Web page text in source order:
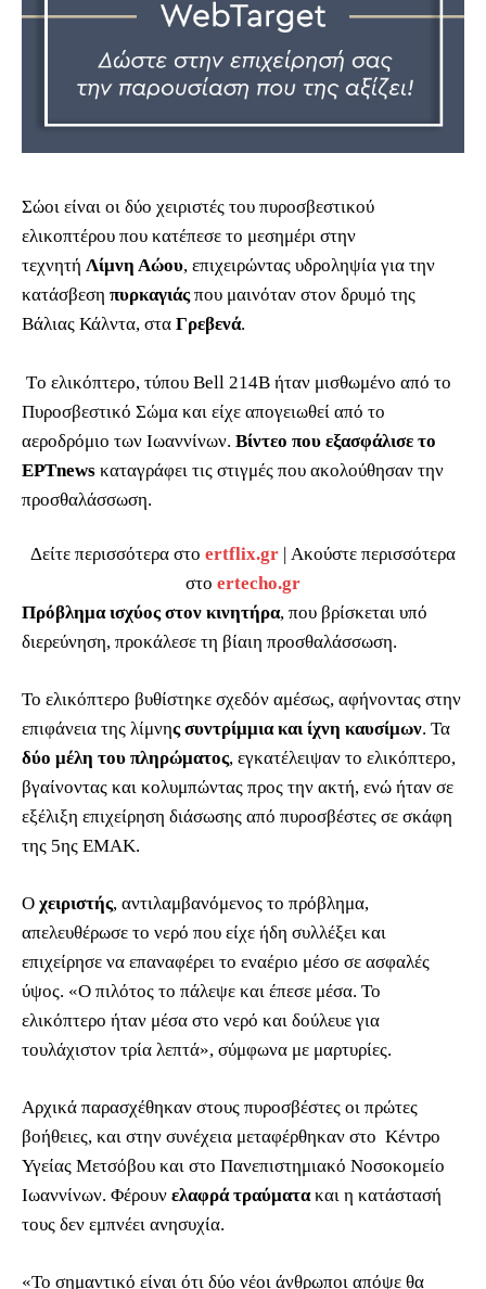
Σώοι είναι οι δύο χειριστές του πυροσβεστικού
ελικοπτέρου που κατέπεσε το μεσημέρι στην
τεχνητή Λίμνη Αώου, επιχειρώντας υδροληψία για την
κατάσβεση πυρκαγιάςπου μαινόταν στον δρυμό της
Βάλιας Κάλντα, στα Γρεβενά.
Tο ελικόπτερο, τύπου Bell 214B ήταν μισθωμένο από το
Πυροσβεστικό Σώμα και είχε απογειωθεί από το
αεροδρόμιο των Ιωαννίνων. Βίντεο που εξασφάλισε το
ΕΡΤnews καταγράφει τις στιγμές που ακολούθησαν την
προσθαλάσσωση.
Δείτε περισσότερα στο ertflix.gr | Ακούστε περισσότερα
στο ertecho.gr
Πρόβλημα ισχύος στον κινητήρα, που βρίσκεται υπό
διερεύνηση, προκάλεσε τη βίαιη προσθαλάσσωση.
Το ελικόπτερο βυθίστηκε σχεδόν αμέσως, αφήνοντας στην
επιφάνεια της λίμνης συντρίμμια και ίχνη καυσίμων. Τα
δύο μέλη του πληρώματος, εγκατέλειψαν το ελικόπτερο,
βγαίνοντας και κολυμπώντας προς την ακτή, ενώ ήταν σε
εξέλιξη επιχείρηση διάσωσης από πυροσβέστες σε σκάφη
της 5ης ΕΜΑΚ.
Ο χειριστής, αντιλαμβανόμενος το πρόβλημα,
απελευθέρωσε το νερό που είχε ήδη συλλέξει και
επιχείρησε να επαναφέρει το εναέριο μέσο σε ασφαλές
ύψος. «Ο πιλότος το πάλεψε και έπεσε μέσα. Το
ελικόπτερο ήταν μέσα στο νερό και δούλευε για
τουλάχιστον τρία λεπτά», σύμφωνα με μαρτυρίες.
Αρχικά παρασχέθηκαν στους πυροσβέστες οι πρώτες
βοήθειες, και στην συνέχεια μεταφέρθηκαν στο Κέντρο
Υγείας Μετσόβου και στο Πανεπιστημιακό Νοσοκομείο
Ιωαννίνων. Φέρουν ελαφρά τραύματακαι η κατάστασή
τους δεν εμπνέει ανησυχία.
«Το σημαντικό είναι ότι δύο νέοι άνθρωποι απόψε θα